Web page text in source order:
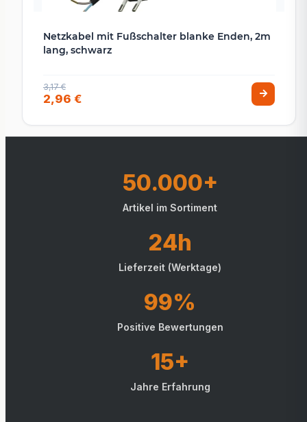
Netzkabel mit Fußschalter blanke Enden, 2m
lang, schwarz
3,17 €
2,96 €
50.000+
Artikel im Sortiment
24h
Lieferzeit (Werktage)
99%
Positive Bewertungen
15+
Jahre Erfahrung